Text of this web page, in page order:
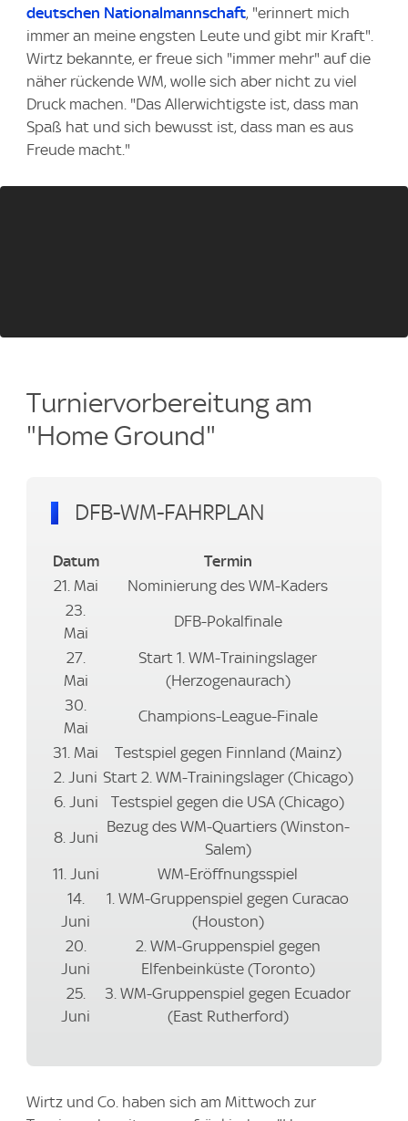
deutschen Nationalmannschaft, "erinnert mich
immer an meine engsten Leute und gibt mir Kraft".
Wirtz bekannte, er freue sich "immer mehr" auf die
näher rückende WM, wolle sich aber nicht zu viel
Druck machen. "Das Allerwichtigste ist, dass man
Spaß hat und sich bewusst ist, dass man es aus
Freude macht."
Turniervorbereitung am
"Home Ground"
DFB-WM-FAHRPLAN
Datum
Termin
21. Mai
Nominierung des WM-Kaders
23.
Mai
DFB-Pokalfinale
27.
Mai
Start 1. WM-Trainingslager
(Herzogenaurach)
30.
Mai
Champions-League-Finale
31. Mai
Testspiel gegen Finnland (Mainz)
2. Juni Start 2. WM-Trainingslager (Chicago)
6. Juni
Testspiel gegen die USA (Chicago)
8. Juni
Bezug des WM-Quartiers (Winston-
Salem)
11. Juni
WM-Eröffnungsspiel
14.
Juni
1. WM-Gruppenspiel gegen Curacao
(Houston)
20.
Juni
2. WM-Gruppenspiel gegen
Elfenbeinküste (Toronto)
25.
Juni
3. WM-Gruppenspiel gegen Ecuador
(East Rutherford)
Wirtz und Co. haben sich am Mittwoch zur